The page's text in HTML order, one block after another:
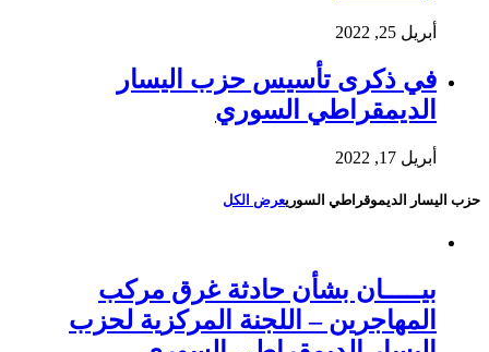
أبريل 25, 2022
في ذكرى تأسيس حزب اليسار
الديمقراطي السوري
أبريل 17, 2022
حزب اليسار الديموقراطي السوريعرض الكل
بيـــــان بشأن حادثة غرق مركب
المهاجرين – اللجنة المركزية لحزب